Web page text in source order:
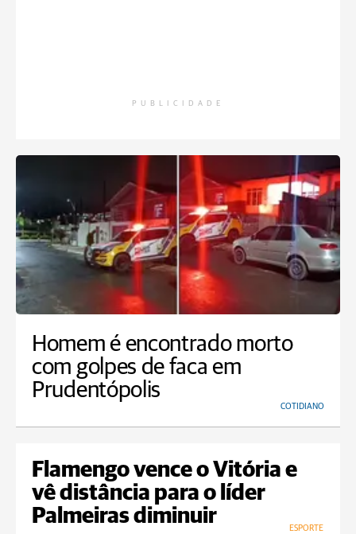
PUBLICIDADE
Homem é encontrado morto
com golpes de faca em
Prudentópolis
COTIDIANO
Flamengo vence o Vitória e
vê distância para o líder
Palmeiras diminuir
ESPORTE